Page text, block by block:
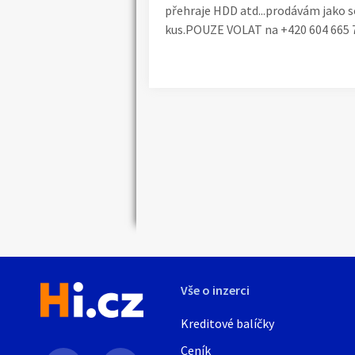
přehraje HDD atd...prodávám jako
kus.POUZE VOLAT na +420 604 665
Vše o inzerci
Kreditové balíčky
Ceník